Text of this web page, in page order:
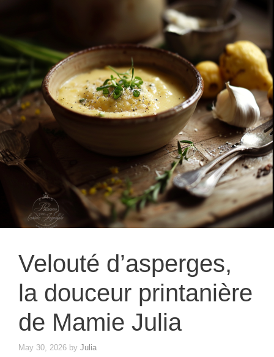
Velouté d’asperges,
la douceur printanière
de Mamie Julia
May 30, 2026 by Julia